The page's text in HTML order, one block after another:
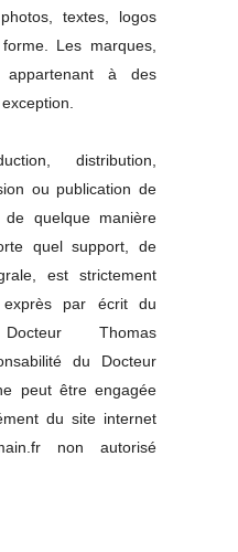
textes, logos
Les marques,
appartenant à des
distribution,
ou publication de
quelque manière
quel support, de
est strictement
exprès par écrit du
Thomas
du Docteur
peut être engagée
du site internet
non autorisé